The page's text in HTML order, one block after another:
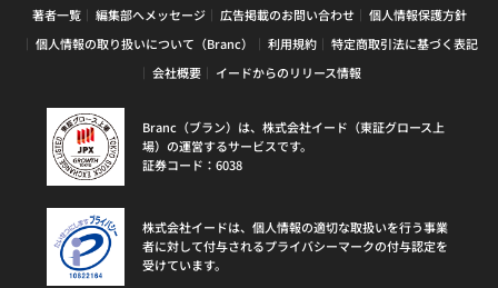
著者一覧 編集部へメッセージ 広告掲載のお問い合わせ
個人情報保護方針
個人情報の取り扱いについて（Branc）
利用規約
特定商取引法に基づく表記
会社概要
イードからのリリース情報
Branc（ブラン）は、株式会社イード（東証グロース上
場）の運営するサービスです。
証券コード：6038
株式会社イードは、個人情報の適切な取扱いを行う事業
者に対して付与されるプライバシーマークの付与認定を
受けています。